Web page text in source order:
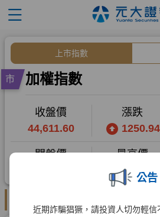
公告
近期詐騙猖獗，請投資人切勿輕